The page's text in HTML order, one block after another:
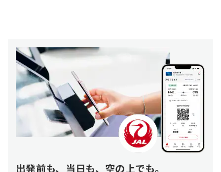
出発前も、当日も、空の上でも。